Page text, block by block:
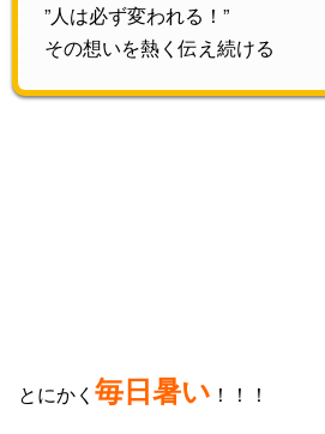
”人は必ず変われる！”
その想いを熱く伝え続ける
とにかく 毎日暑い ！！！